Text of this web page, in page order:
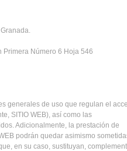
Primera Número 6 Hoja 546
generales de uso que regulan el
SITIO WEB), así como las
Adicionalmente, la prestación de
podrán quedar asimismo
en su caso, sustituyan,